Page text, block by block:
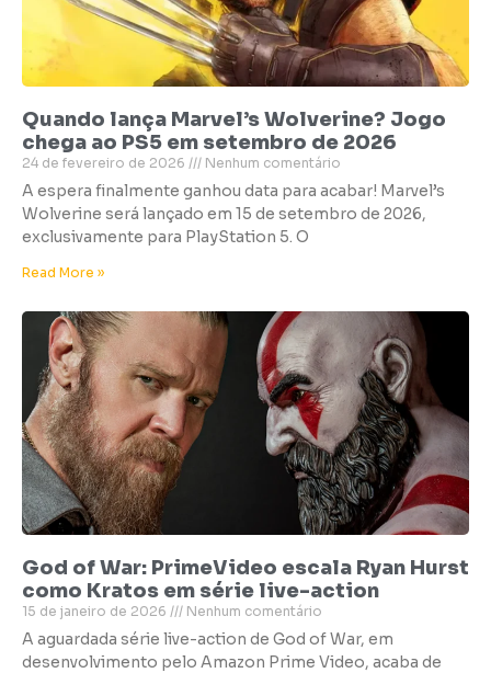
Quando lança Marvel’s Wolverine? Jogo
chega ao PS5 em setembro de 2026
24 de fevereiro de 2026 Nenhum comentário
A espera finalmente ganhou data para acabar! Marvel’s
Wolverine será lançado em 15 de setembro de 2026,
exclusivamente para PlayStation 5. O
Read More »
God of War: PrimeVideo escala Ryan Hurst
como Kratos em série live-action
15 de janeiro de 2026 Nenhum comentário
A aguardada série live-action de God of War, em
desenvolvimento pelo Amazon Prime Video, acaba de